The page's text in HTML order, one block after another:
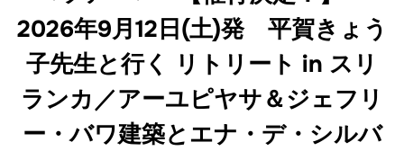
2026年9月12日(土)発 平賀きょう
子先生と行く リトリート in スリ
ランカ／アーユピヤサ＆ジェフリ
ー・バワ建築とエナ・デ・シルバ